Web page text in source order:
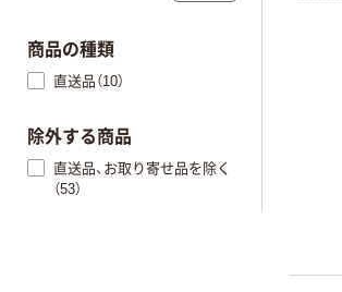
商品の種類
直送品（10）
除外する商品
直送品、お取り寄せ品を除く
（53）